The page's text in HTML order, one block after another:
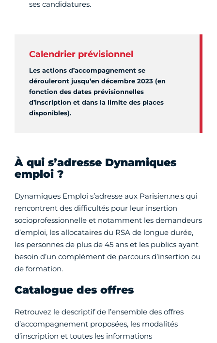
ses candidatures.
Calendrier prévisionnel
Les actions d’accompagnement se
dérouleront jusqu’en décembre 2023 (en
fonction des dates prévisionnelles
d’inscription et dans la limite des places
disponibles).
À qui s’adresse Dynamiques
emploi ?
Dynamiques Emploi s’adresse aux Parisien.ne.s qui
rencontrent des difficultés pour leur insertion
socioprofessionnelle et notamment les demandeurs
d’emploi, les allocataires du RSA de longue durée,
les personnes de plus de 45 ans et les publics ayant
besoin d’un complément de parcours d’insertion ou
de formation.
Catalogue des offres
Retrouvez le descriptif de l’ensemble des offres
d’accompagnement proposées, les modalités
d’inscription et toutes les informations